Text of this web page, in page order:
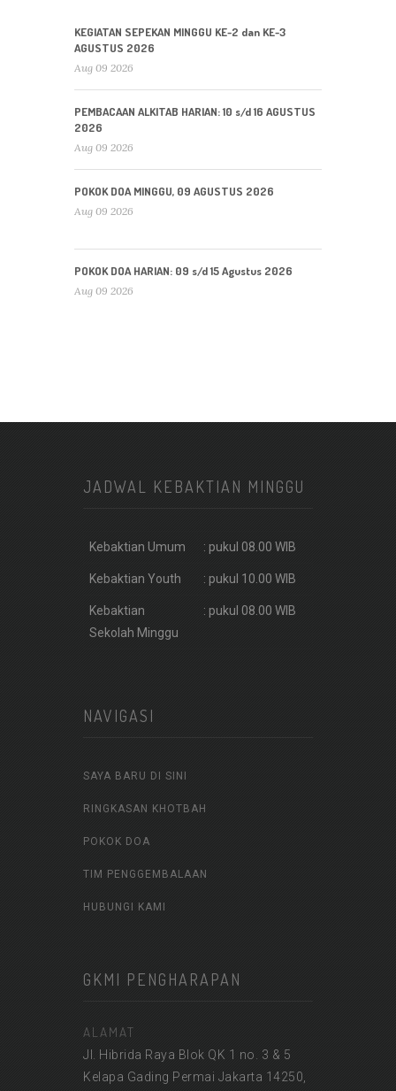
KEGIATAN SEPEKAN MINGGU KE-2 dan KE-3
AGUSTUS 2026
Aug 09 2026
PEMBACAAN ALKITAB HARIAN: 10 s/d 16 AGUSTUS
2026
Aug 09 2026
POKOK DOA MINGGU, 09 AGUSTUS 2026
Aug 09 2026
POKOK DOA HARIAN: 09 s/d 15 Agustus 2026
Aug 09 2026
JADWAL KEBAKTIAN MINGGU
Kebaktian Umum : pukul 08.00 WIB
Kebaktian Youth : pukul 10.00 WIB
Kebaktian
Sekolah Minggu
: pukul 08.00 WIB
NAVIGASI
SAYA BARU DI SINI
RINGKASAN KHOTBAH
POKOK DOA
TIM PENGGEMBALAAN
HUBUNGI KAMI
GKMI PENGHARAPAN
ALAMAT
Jl. Hibrida Raya Blok QK 1 no. 3 & 5
Kelapa Gading Permai Jakarta 14250,